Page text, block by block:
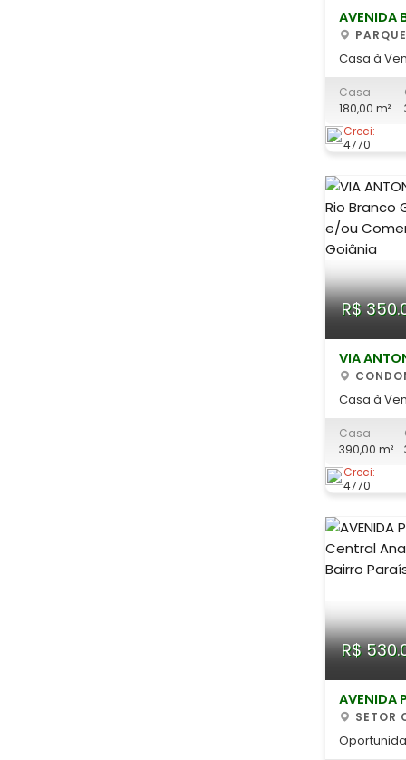
AVENIDA
Casa à
Bacuri Excelente oportunidade de
adquirir
regiões
Imóvel
ace
Casa
180,00 m²
Creci:
4770
R$
VIA
GOIANIA
Casa à
Endereço:
Rio
Área
Características
Casa
390,00 m²
Creci:
4770
R$
AVENIDA
SETOR